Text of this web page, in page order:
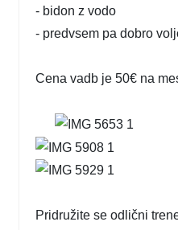
- bidon z vodo
- predvsem pa dobro
Cena vadb je 50€ na
Pridružite se odlični